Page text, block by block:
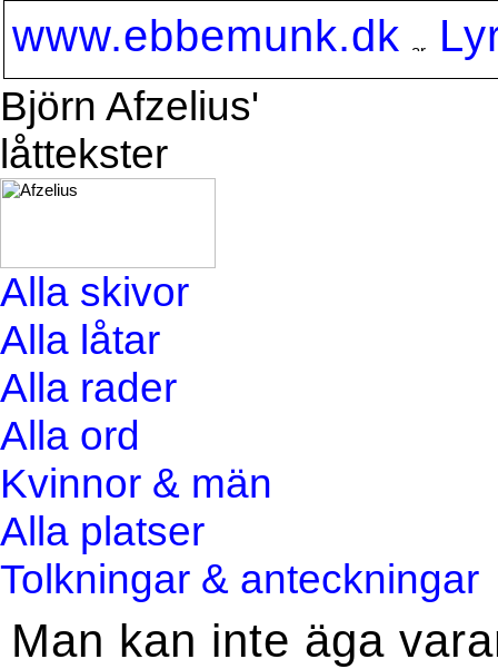
www.ebbemunk.dk
Björn Afzelius'
låttekster
Alla skivor
Alla låtar
Alla rader
Alla ord
Kvinnor & män
Alla platser
Tolkningar & anteckningar
Man kan inte äga